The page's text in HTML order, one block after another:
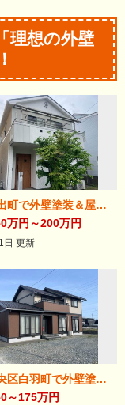
理想の外壁
浜松市早出町で外壁塗装＆屋根カバー工法が完成！
万円～200万円
日 更新
浜松市中央区白羽町で外壁塗装完成。
～175万円